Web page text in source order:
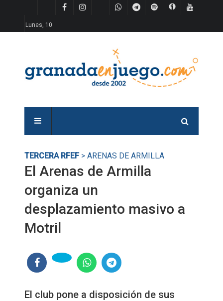
Lunes, 10
TERCERA RFEF> ARENAS DE ARMILLA
El Arenas de Armilla
organiza un
desplazamiento masivo a
Motril
El club pone a disposición de sus